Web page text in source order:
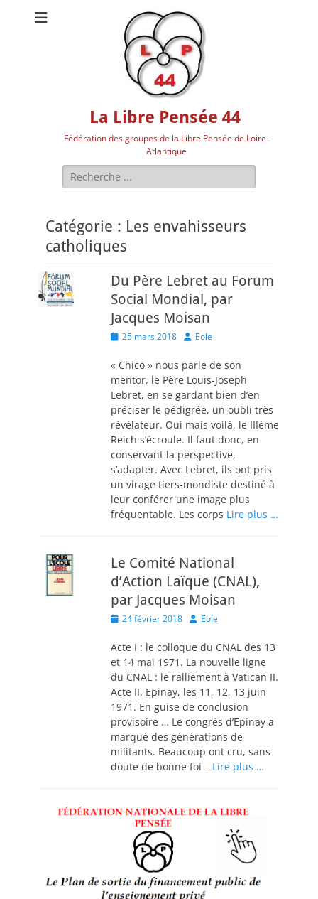
La Libre Pensée 44
Fédération des groupes de la Libre Pensée de Loire-
Atlantique
Rechercher :
Catégorie : Les envahisseurs
catholiques
Du Père Lebret au Forum
Social Mondial, par
Jacques Moisan
Posted
25 mars 2018 Author
Eole
« Chico » nous parle de son
mentor, le Père Louis-Joseph
Lebret, en se gardant bien d’en
préciser le pédigrée, un oubli très
révélateur. Oui mais voilà, le IIIème
Reich s’écroule. Il faut donc, en
conservant la perspective,
s’adapter. Avec Lebret, ils ont pris
un virage tiers-mondiste destiné à
leur conférer une image plus
fréquentable. Les corps Lire plus …
Le Comité National
d’Action Laïque (CNAL),
par Jacques Moisan
Posted
24 février 2018 Author
Eole
Acte I : le colloque du CNAL des 13
et 14 mai 1971. La nouvelle ligne
du CNAL : le ralliement à Vatican II.
Acte II. Epinay, les 11, 12, 13 juin
1971. En guise de conclusion
provisoire … Le congrès d’Epinay a
marqué des générations de
militants. Beaucoup ont cru, sans
doute de bonne foi – Lire plus …